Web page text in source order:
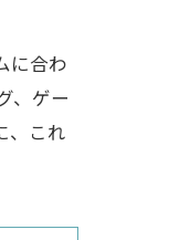
に合わ
、ゲー
、これ